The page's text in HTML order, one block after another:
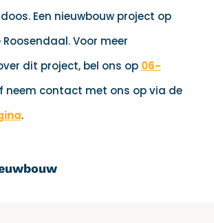
Een nieuwbouw project op
Voor meer
dit project, bel ons op 06-
neem contact met ons op via de
.